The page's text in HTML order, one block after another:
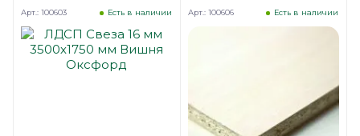
Есть в наличии
Арт.: 100603 Есть в наличии
Арт.: 100606